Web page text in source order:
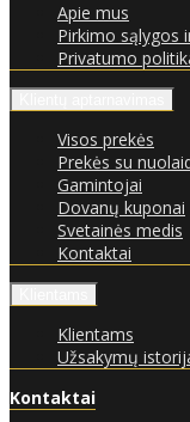
Apie mus
Pirkimo sąlygos
Privatumo
Visos prekės
Prekės su
Gamintojai
Dovanų kuponai
Svetainės medis
Kontaktai
Klientams
Užsakymų
Kontaktai